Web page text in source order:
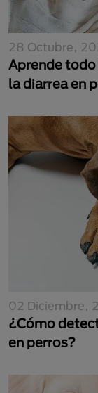
28 Octubre,
Aprende todo
la diarrea en
02 Diciembre,
¿Cómo
en perros?